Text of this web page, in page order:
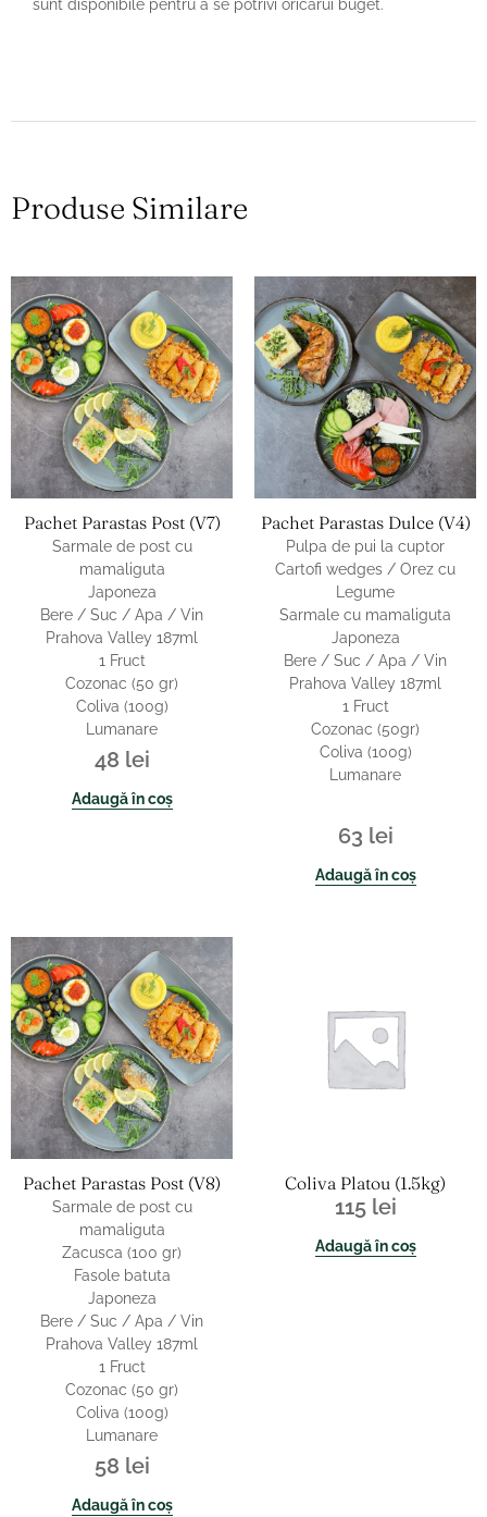
sunt disponibile pentru a se potrivi oricărui buget.
Produse Similare
Pachet Parastas Post (v7)
Sarmale de post cu
mamaliguta
Japoneza
Bere / Suc / Apa / Vin
Prahova Valley 187ml
1 Fruct
Cozonac (50 gr)
Coliva (100g)
Lumanare
48 lei
Adaugă în coș
Pachet Parastas Dulce (v4)
Pulpa de pui la cuptor
Cartofi wedges / Orez cu
Legume
Sarmale cu mamaliguta
Japoneza
Bere / Suc / Apa / Vin
Prahova Valley 187ml
1 Fruct
Cozonac (50gr)
Coliva (100g)
Lumanare
63 lei
Adaugă în coș
Pachet Parastas Post (v8)
Sarmale de post cu
mamaliguta
Zacusca (100 gr)
Fasole batuta
Japoneza
Bere / Suc / Apa / Vin
Prahova Valley 187ml
1 Fruct
Cozonac (50 gr)
Coliva (100g)
Lumanare
58 lei
Adaugă în coș
Coliva Platou (1.5kg)
115 lei
Adaugă în coș